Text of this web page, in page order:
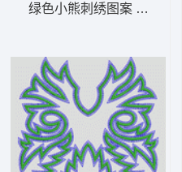
绿色小熊刺绣图案 小熊贴